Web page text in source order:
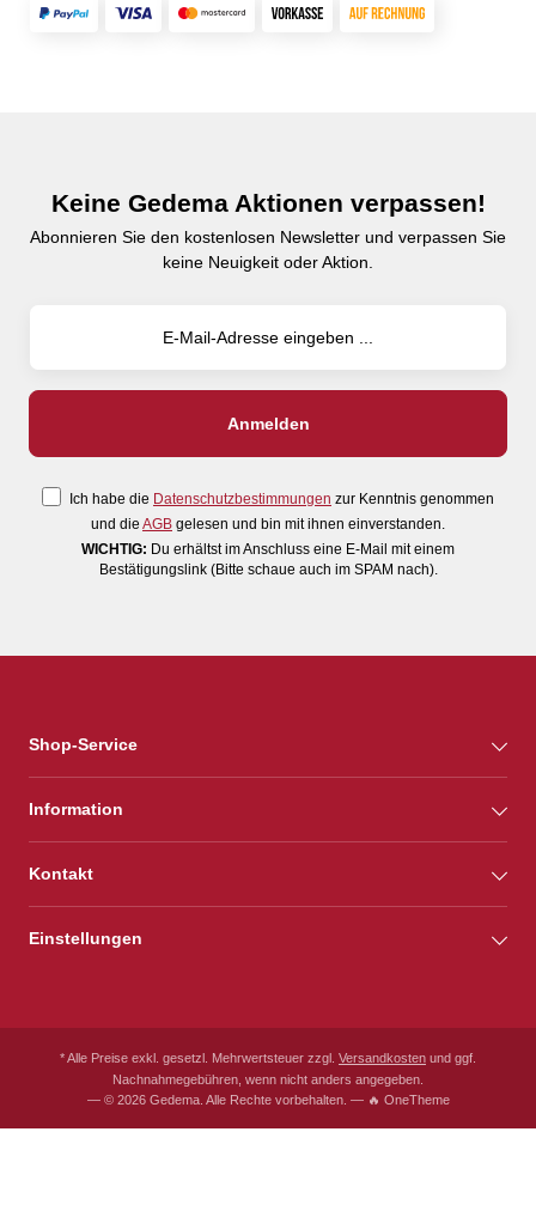
Keine Gedema Aktionen verpassen!
Abonnieren Sie den kostenlosen Newsletter und verpassen Sie
keine Neuigkeit oder Aktion.
Ich habe die Datenschutzbestimmungen zur Kenntnis genommen
und die AGB gelesen und bin mit ihnen einverstanden.
WICHTIG: Du erhältst im Anschluss eine E-Mail mit einem
Bestätigungslink (Bitte schaue auch im SPAM nach).
Shop-Service
Information
Kontakt
Einstellungen
* Alle Preise exkl. gesetzl. Mehrwertsteuer zzgl. Versandkosten und ggf.
Nachnahmegebühren, wenn nicht anders angegeben.
— © 2026 Gedema. Alle Rechte vorbehalten. — 🔥 OneTheme